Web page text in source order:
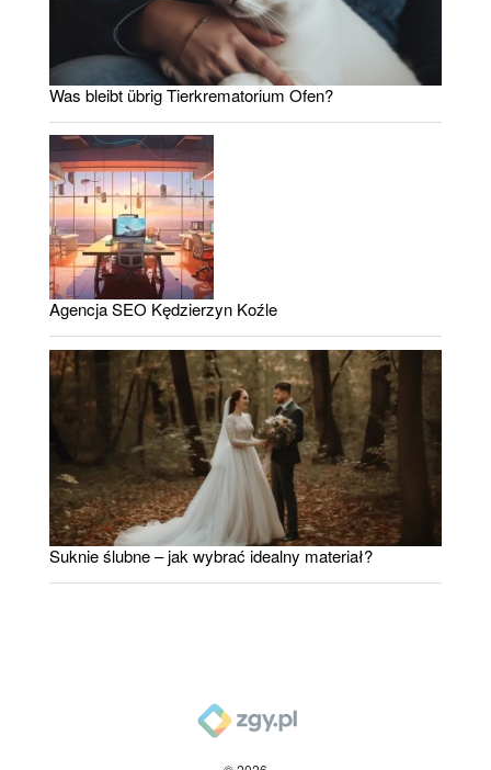
Was bleibt übrig Tierkrematorium Ofen?
Agencja SEO Kędzierzyn Koźle
Suknie ślubne – jak wybrać idealny materiał?